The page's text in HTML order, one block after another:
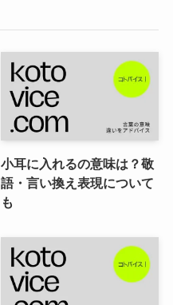
小耳に入れるの意味は？敬
語・言い換え表現について
も